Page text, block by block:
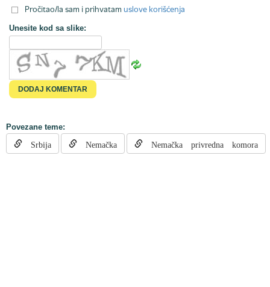
Pročitao/la sam i prihvatam uslove korišćenja
Unesite kod sa slike:
Povezane teme:
Srbija Nemačka Nemačka privredna komora